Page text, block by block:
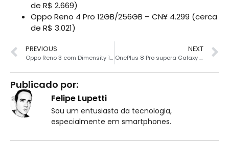
de R$ 2.669)
Oppo Reno 4 Pro 12GB/256GB – CN¥ 4.299 (cerca
de R$ 3.021)
PREVIOUS
Oppo Reno 3 com Dimensity 1000L continua sendo o smartphone intermediário mais rápido
NEXT
OnePlus 8 Pro supera Galaxy S20+ e iPhone 11 Pro Max em teste de câmeras
Publicado por:
Felipe Lupetti
Sou um entusiasta da tecnologia,
especialmente em smartphones.